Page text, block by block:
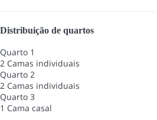
Distribuição de quartos
Quarto 1
2 Camas individuais
Quarto 2
2 Camas individuais
Quarto 3
1 Cama casal